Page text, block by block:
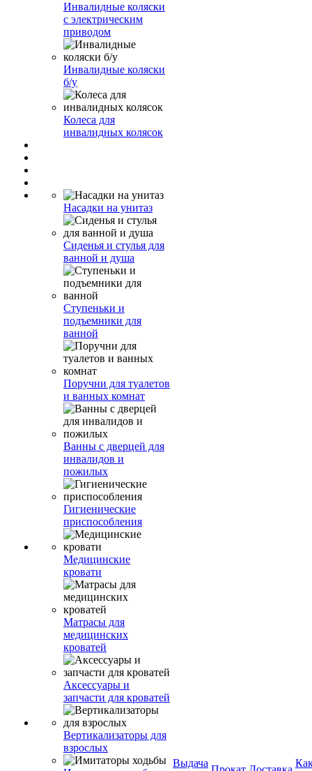
Инвалидные коляски
с электрическим
приводом
Инвалидные коляски
б/у
Колеса для
инвалидных колясок
Насадки на унитаз
Сиденья и стулья для
ванной и душа
Ступеньки и
подъемники для
ванной
Поручни для туалетов
и ванных комнат
Ванны с дверцей для
инвалидов и
пожилых
Гигиенические
приспособления
Медицинские
кровати
Матрасы для
медицинских
кроватей
Аксессуары и
запчасти для кроватей
Вертикализаторы для
взрослых
Выдача